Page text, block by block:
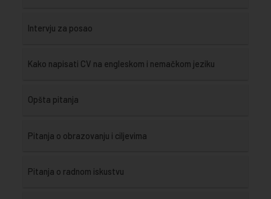
Intervju za posao
Kako napisati CV na engleskom i nemačkom jeziku
Opšta pitanja
Pitanja o obrazovanju i ciljevima
Pitanja o radnom iskustvu